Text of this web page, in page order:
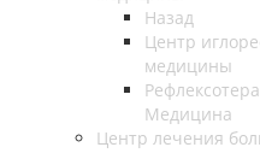
Назад
Центр
медицины
Медицина
Центр лечения